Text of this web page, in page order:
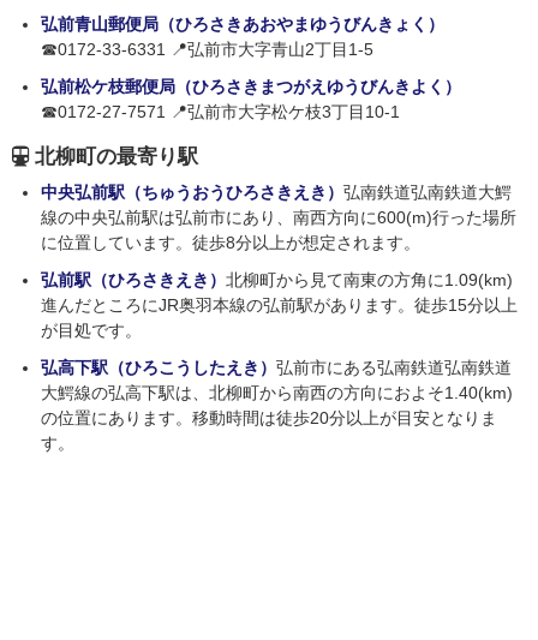
弘前青山郵便局（ひろさきあおやまゆうびんきょく）
☎0172-33-6331 📍弘前市大字青山2丁目1-5
弘前松ケ枝郵便局（ひろさきまつがえゆうびんきよく）
☎0172-27-7571 📍弘前市大字松ケ枝3丁目10-1
北柳町の最寄り駅
中央弘前駅（ちゅうおうひろさきえき） 弘南鉄道弘南鉄道大鰐
線の中央弘前駅は弘前市にあり、南西方向に600(m)行った場所
に位置しています。徒歩8分以上が想定されます。
弘前駅（ひろさきえき） 北柳町から見て南東の方角に1.09(km)
進んだところにJR奥羽本線の弘前駅があります。徒歩15分以上
が目処です。
弘高下駅（ひろこうしたえき） 弘前市にある弘南鉄道弘南鉄道
大鰐線の弘高下駅は、北柳町から南西の方向におよそ1.40(km)
の位置にあります。移動時間は徒歩20分以上が目安となりま
す。